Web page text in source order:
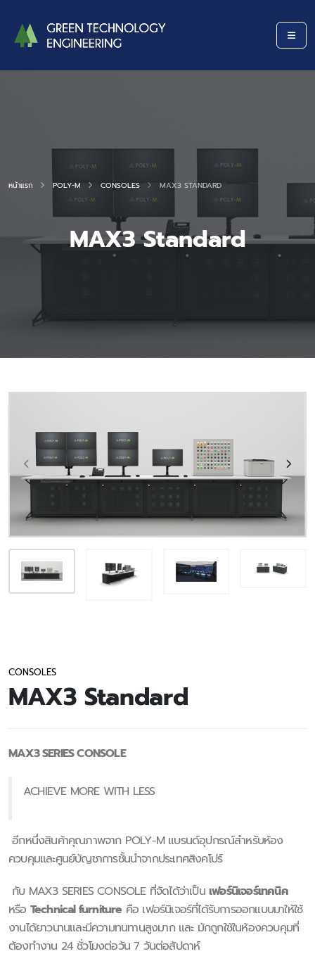
MAX3 Standard
หน้าแรก POLY-M CONSOLES MAX3 STANDARD
CONSOLES
MAX3 Standard
MAX3 SERIES CONSOLE
ACHIEVE MORE WITH LESS
อีกหนึ่งสินค้าคุณภาพจาก POLY-M แบรนด์อุปกรณ์สำหรับห้อง
ควบคุมและศูนย์บัญชาการชั้นนำจากประเทศสิงคโปร์
กับ MAX3 SERIES CONSOLE ที่จัดได้ว่าเป็น เฟอร์นิเจอร์เทคนิค
หรือ Technical furnitureคือ เฟอร์นิเจอร์ที่ได้รับการออกแบบมาให้ใช้
งานได้ยาวนานและมีความทนทานสูงมาก และ มักถูกใช้ในห้องควบคุมที่
ต้องทำงาน 24 ชั่วโมงต่อวัน 7 วันต่อสัปดาห์